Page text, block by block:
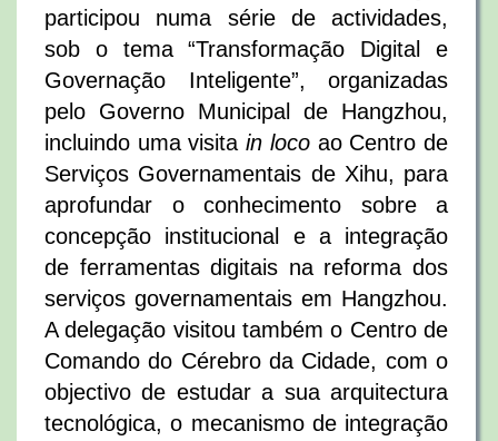
participou numa série de actividades,
sob o tema “Transformação Digital e
Governação Inteligente”, organizadas
pelo Governo Municipal de Hangzhou,
incluindo uma visitain locoao Centro de
Serviços Governamentais de Xihu, para
aprofundar o conhecimento sobre a
concepção institucional e a integração
de ferramentas digitais na reforma dos
serviços governamentais em Hangzhou.
A delegação visitou também o Centro de
Comando do Cérebro da Cidade, com o
objectivo de estudar a sua arquitectura
tecnológica, o mecanismo de integração